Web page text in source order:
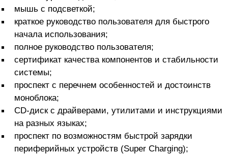
мышь с подсветкой;
краткое руководство пользователя для быстрого
начала использования;
полное руководство пользователя;
сертификат качества компонентов и стабильности
системы;
проспект с перечнем особенностей и достоинств
моноблока;
CD-диск с драйверами, утилитами и инструкциями
на разных языках;
проспект по возможностям быстрой зарядки
периферийных устройств (Super Charging);